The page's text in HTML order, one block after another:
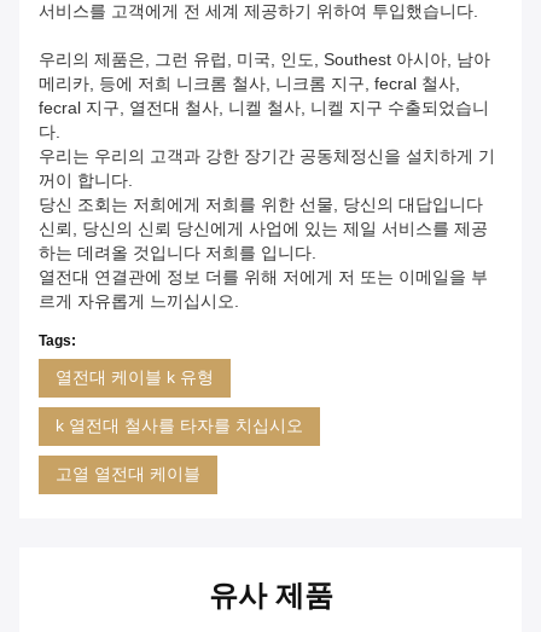
서비스를 고객에게 전 세계 제공하기 위하여 투입했습니다.
우리의 제품은, 그런 유럽, 미국, 인도, Southest 아시아, 남아
메리카, 등에 저희 니크롬 철사, 니크롬 지구, fecral 철사,
fecral 지구, 열전대 철사, 니켈 철사, 니켈 지구 수출되었습니
다.
우리는 우리의 고객과 강한 장기간 공동체정신을 설치하게 기
꺼이 합니다.
당신 조회는 저희에게 저희를 위한 선물, 당신의 대답입니다
신뢰, 당신의 신뢰 당신에게 사업에 있는 제일 서비스를 제공
하는 데려올 것입니다 저희를 입니다.
열전대 연결관에 정보 더를 위해 저에게 저 또는 이메일을 부
르게 자유롭게 느끼십시오.
Tags:
열전대 케이블 k 유형
k 열전대 철사를 타자를 치십시오
고열 열전대 케이블
유사 제품